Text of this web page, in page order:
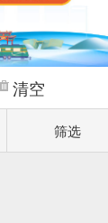
清空
筛选